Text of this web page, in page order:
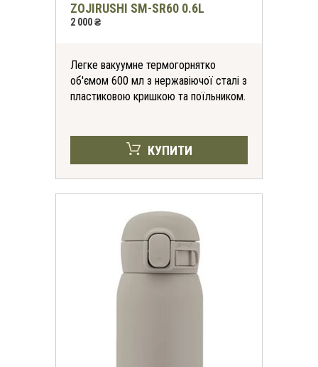
ZOJIRUSHI SM-SR60 0.6L
2 000 ₴
Легке вакуумне термогорнятко
об'ємом 600 мл з нержавіючої сталі з
пластиковою кришкою та поїльником.
КУПИТИ